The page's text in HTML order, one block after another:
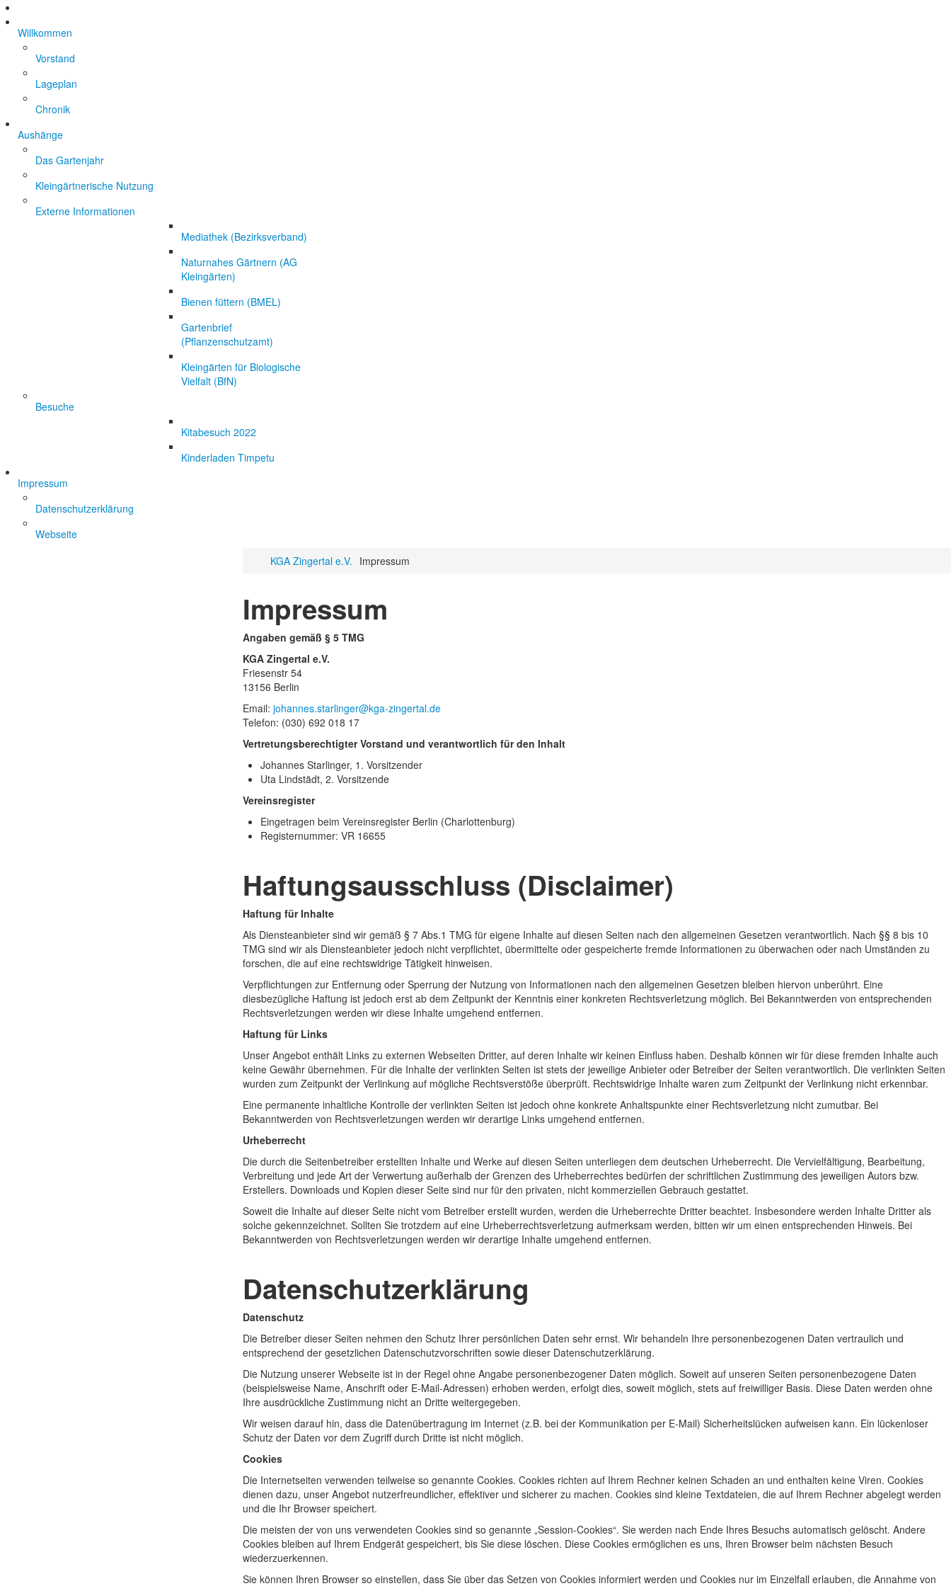
Willkommen
Vorstand
Lageplan
Chronik
Aushänge
Das Gartenjahr
Kleingärtnerische Nutzung
Externe Informationen
Mediathek (Bezirksverband)
Naturnahes Gärtnern (AG
Kleingärten)
Bienen füttern (BMEL)
Gartenbrief
(Pflanzenschutzamt)
Kleingärten für Biologische
Vielfalt (BfN)
Besuche
Kitabesuch 2022
Kinderladen Timpetu
Impressum
Datenschutzerklärung
Webseite
KGA Zingertal e.V. Impressum
Impressum
Angaben gemäß § 5 TMG
KGA Zingertal e.V.
Friesenstr 54
13156 Berlin
Email:
Telefon: (030) 692 018 17
Vertretungsberechtigter Vorstand und verantwortlich für den Inhalt
Johannes Starlinger, 1. Vorsitzender
Uta Lindstädt, 2. Vorsitzende
Vereinsregister
Eingetragen beim Vereinsregister Berlin (Charlottenburg)
Registernummer: VR 16655
Haftungsausschluss (Disclaimer)
Haftung für Inhalte
Als Diensteanbieter sind wir gemäß § 7 Abs.1 TMG für eigene Inhalte auf diesen Seiten nach den allgemeinen Gesetzen verantwortlich. Nach §§ 8 bis 10
TMG sind wir als Diensteanbieter jedoch nicht verpflichtet, übermittelte oder gespeicherte fremde Informationen zu überwachen oder nach Umständen zu
forschen, die auf eine rechtswidrige Tätigkeit hinweisen.
Verpflichtungen zur Entfernung oder Sperrung der Nutzung von Informationen nach den allgemeinen Gesetzen bleiben hiervon unberührt. Eine
diesbezügliche Haftung ist jedoch erst ab dem Zeitpunkt der Kenntnis einer konkreten Rechtsverletzung möglich. Bei Bekanntwerden von entsprechenden
Rechtsverletzungen werden wir diese Inhalte umgehend entfernen.
Haftung für Links
Unser Angebot enthält Links zu externen Webseiten Dritter, auf deren Inhalte wir keinen Einfluss haben. Deshalb können wir für diese fremden Inhalte auch
keine Gewähr übernehmen. Für die Inhalte der verlinkten Seiten ist stets der jeweilige Anbieter oder Betreiber der Seiten verantwortlich. Die verlinkten Seiten
wurden zum Zeitpunkt der Verlinkung auf mögliche Rechtsverstöße überprüft. Rechtswidrige Inhalte waren zum Zeitpunkt der Verlinkung nicht erkennbar.
Eine permanente inhaltliche Kontrolle der verlinkten Seiten ist jedoch ohne konkrete Anhaltspunkte einer Rechtsverletzung nicht zumutbar. Bei
Bekanntwerden von Rechtsverletzungen werden wir derartige Links umgehend entfernen.
Urheberrecht
Die durch die Seitenbetreiber erstellten Inhalte und Werke auf diesen Seiten unterliegen dem deutschen Urheberrecht. Die Vervielfältigung, Bearbeitung,
Verbreitung und jede Art der Verwertung außerhalb der Grenzen des Urheberrechtes bedürfen der schriftlichen Zustimmung des jeweiligen Autors bzw.
Erstellers. Downloads und Kopien dieser Seite sind nur für den privaten, nicht kommerziellen Gebrauch gestattet.
Soweit die Inhalte auf dieser Seite nicht vom Betreiber erstellt wurden, werden die Urheberrechte Dritter beachtet. Insbesondere werden Inhalte Dritter als
solche gekennzeichnet. Sollten Sie trotzdem auf eine Urheberrechtsverletzung aufmerksam werden, bitten wir um einen entsprechenden Hinweis. Bei
Bekanntwerden von Rechtsverletzungen werden wir derartige Inhalte umgehend entfernen.
Datenschutzerklärung
Datenschutz
Die Betreiber dieser Seiten nehmen den Schutz Ihrer persönlichen Daten sehr ernst. Wir behandeln Ihre personenbezogenen Daten vertraulich und
entsprechend der gesetzlichen Datenschutzvorschriften sowie dieser Datenschutzerklärung.
Die Nutzung unserer Webseite ist in der Regel ohne Angabe personenbezogener Daten möglich. Soweit auf unseren Seiten personenbezogene Daten
(beispielsweise Name, Anschrift oder E-Mail-Adressen) erhoben werden, erfolgt dies, soweit möglich, stets auf freiwilliger Basis. Diese Daten werden ohne
Ihre ausdrückliche Zustimmung nicht an Dritte weitergegeben.
Wir weisen darauf hin, dass die Datenübertragung im Internet (z.B. bei der Kommunikation per E-Mail) Sicherheitslücken aufweisen kann. Ein lückenloser
Schutz der Daten vor dem Zugriff durch Dritte ist nicht möglich.
Cookies
Die Internetseiten verwenden teilweise so genannte Cookies. Cookies richten auf Ihrem Rechner keinen Schaden an und enthalten keine Viren. Cookies
dienen dazu, unser Angebot nutzerfreundlicher, effektiver und sicherer zu machen. Cookies sind kleine Textdateien, die auf Ihrem Rechner abgelegt werden
und die Ihr Browser speichert.
Die meisten der von uns verwendeten Cookies sind so genannte „Session-Cookies“. Sie werden nach Ende Ihres Besuchs automatisch gelöscht. Andere
Cookies bleiben auf Ihrem Endgerät gespeichert, bis Sie diese löschen. Diese Cookies ermöglichen es uns, Ihren Browser beim nächsten Besuch
wiederzuerkennen.
Sie können Ihren Browser so einstellen, dass Sie über das Setzen von Cookies informiert werden und Cookies nur im Einzelfall erlauben, die Annahme von